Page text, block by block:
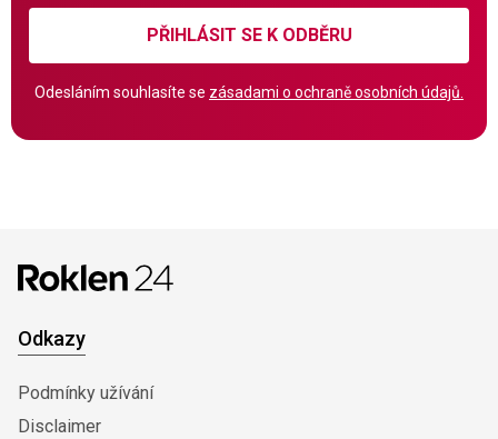
PŘIHLÁSIT SE K ODBĚRU
Odesláním souhlasíte se zásadami o ochraně osobních údajů.
Odkazy
Podmínky užívání
Disclaimer